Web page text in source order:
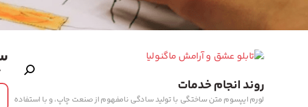
روند انجام خدمات
لورم ایپسوم متن ساختگی با تولید سادگی نامفهوم از صنعت چاپ، و با استفاده